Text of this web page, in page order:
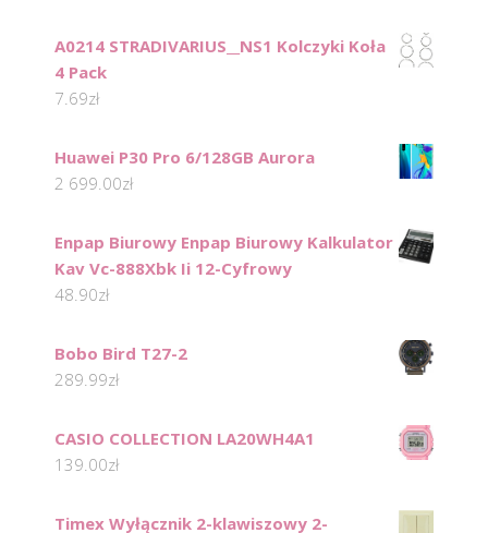
A0214 STRADIVARIUS__NS1 Kolczyki Koła
4 Pack
7.69zł
Huawei P30 Pro 6/128GB Aurora
2 699.00zł
Enpap Biurowy Enpap Biurowy Kalkulator
Kav Vc-888Xbk Ii 12-Cyfrowy
48.90zł
Bobo Bird T27-2
289.99zł
CASIO COLLECTION LA20WH4A1
139.00zł
Timex Wyłącznik 2-klawiszowy 2-